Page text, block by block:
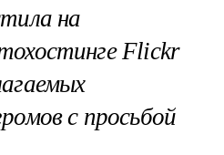
на
Flickr
с просьбой